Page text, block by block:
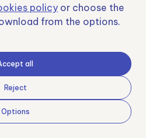
ICEX Next, ha contado con el apoyo
fondo europeo FEDER. LA finalidad de este
de la empresa y de su entorno.
de hacer Europa
policy or choose the
from the options.
all
Reject
Options